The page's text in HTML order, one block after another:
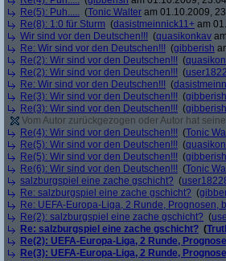
Re(5): Puh..... (Tonic Walter am 01.10.2009,
Re(8): 1:0 für Sturm (dasistmeinnick11+ am
Wir sind vor den Deutschen!!! (quasikonkav
Re: Wir sind vor den Deutschen!!! (gibberish
Re(2): Wir sind vor den Deutschen!!! (
Re(2): Wir sind vor den Deutschen!!! (
Re: Wir sind vor den Deutschen!!! (
Re(3): Wir sind vor den Deutschen!!! (gibberish
Re(3): Wir sind vor den Deutschen!!! (gibberish
Vom Autor zurückgezogen oder Autor hat
Re(4): Wir sind vor den Deutschen!!! (Tonic
Re(5): Wir sind vor den Deutschen!!! (
Re(5): Wir sind vor den Deutschen!!! (gibberish
Re(6): Wir sind vor den Deutschen!!! (Tonic
salzburgspiel eine zache gschicht? (
Re: salzburgspiel eine zache gschicht? (
Re: UEFA-Europa-Liga, 2 Runde, Prognosen,
Re(2): salzburgspiel eine zache gschicht? (
Re: salzburgspiel eine zache gschicht? (
Re(2): UEFA-Europa-Liga, 2 Runde,
Re(3): UEFA-Europa-Liga, 2 Runde,